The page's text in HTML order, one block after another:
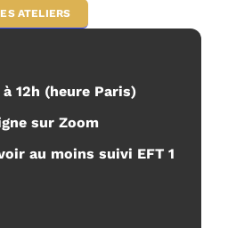
ATELIERS
12h (heure Paris)
sur Zoom
au moins suivi EFT 1